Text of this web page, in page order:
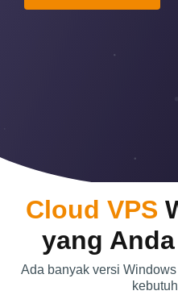
Cloud VPS
yang
Ada banyak versi